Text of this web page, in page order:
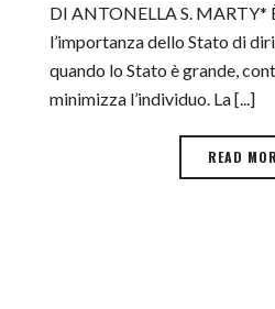
DI ANTONELLA S. MARTY*
l’importanza dello Stato di
quando lo Stato è grande,
minimizza l’individuo. La [...]
READ